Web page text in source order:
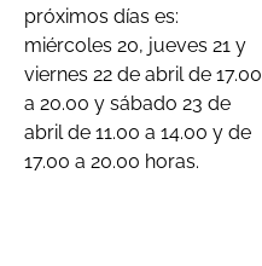
próximos días es:
miércoles 20, jueves 21 y
viernes 22 de abril de 17.00
a 20.00 y sábado 23 de
abril de 11.00 a 14.00 y de
17.00 a 20.00 horas.